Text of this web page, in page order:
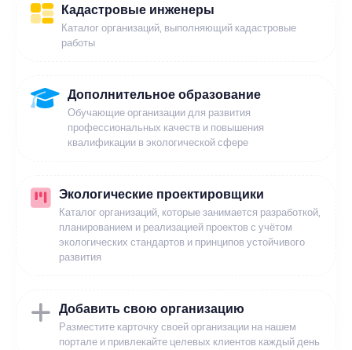
Кадастровые инженеры
Каталог организаций, выполняющий кадастровые
работы
Дополнительное образование
Обучающие организации для развития
профессиональных качеств и повышения
квалификации в экологической сфере
Экологические проектировщики
Каталог организаций, которые занимается разработкой,
планированием и реализацией проектов с учётом
экологических стандартов и принципов устойчивого
развития
Добавить свою организацию
Разместите карточку своей организации на нашем
портале и привлекайте целевых клиентов каждый день